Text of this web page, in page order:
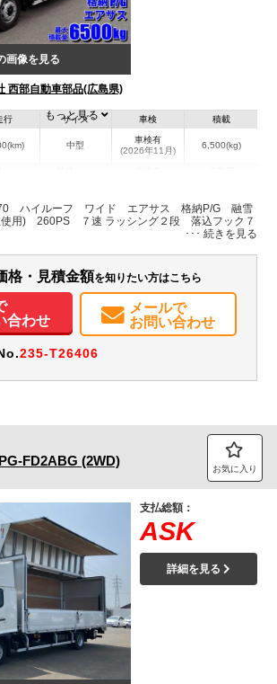
画像を見る
西部自動車部品(広島県)
行 サイズ
中型
車検
車検有
(2026年11月)
積載
6,500(kg)
W:2,490
H:3,650
無
パワーウィンドウ
もっと見る
ハイルーフ ワイド エアサス 格納P/G 融雪
使用) 260PS ７速 ラッシング２段 落込フック７
格・見積金額を知りたい方はこちら
合わせ
メールで
お問い合わせ
235-T26406
FD2ABG (2WD) お気に入り
支払総額：
ASK
詳細を見る